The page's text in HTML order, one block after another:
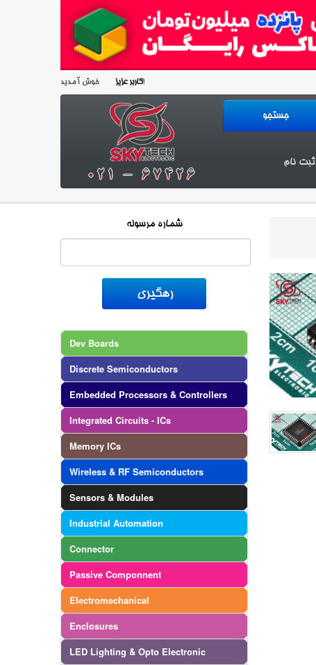
کاربر عزیزخوش آمدید!
ثبت نام
شماره مرسوله
Dev Boards
Discrete Semiconductors
Embedded Processors & Controllers
Integrated Circuits - ICs
Memory ICs
Wireless & RF Semiconductors
Sensors & Modules
Industrial Automation
Connector
Passive Componnent
Electromechanical
Enclosures
LED Lighting & Opto Electronic